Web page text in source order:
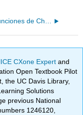
7.2: Funciones de Chebyshev
CXone Expertand
Open Textbook Pilot
the UC Davis Library,
Solutions
previous National
1246120,